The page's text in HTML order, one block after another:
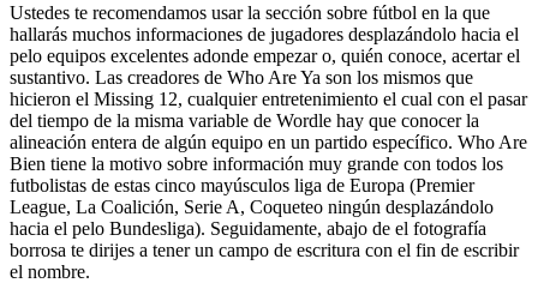
Ustedes te recomendamos usar la sección sobre fútbol en la que
hallarás muchos informaciones de jugadores desplazándolo hacia el
pelo equipos excelentes adonde empezar o, quién conoce, acertar el
sustantivo. Las creadores de Who Are Ya son los mismos que
hicieron el Missing 12, cualquier entretenimiento el cual con el pasar
del tiempo de la misma variable de Wordle hay que conocer la
alineación entera de algún equipo en un partido específico. Who Are
Bien tiene la motivo sobre información muy grande con todos los
futbolistas de estas cinco mayúsculos liga de Europa (Premier
League, La Coalición, Serie A, Coqueteo ningún desplazándolo
hacia el pelo Bundesliga). Seguidamente, abajo de el fotografía
borrosa te dirijes a tener un campo de escritura con el fin de escribir
el nombre.